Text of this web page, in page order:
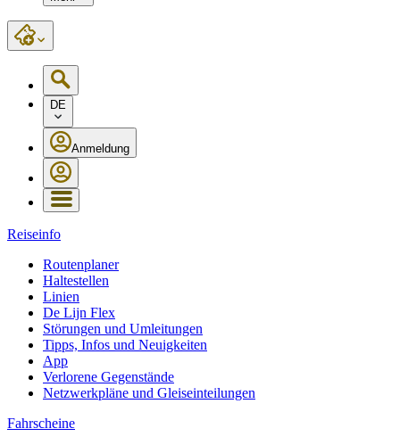
DE
Anmeldung
Reiseinfo
Routenplaner
Haltestellen
Linien
De Lijn Flex
Störungen und Umleitungen
Tipps, Infos und Neuigkeiten
App
Verlorene Gegenstände
Netzwerkpläne und Gleiseinteilungen
Fahrscheine